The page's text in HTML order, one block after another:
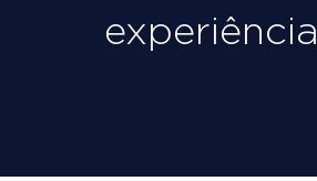
experiência